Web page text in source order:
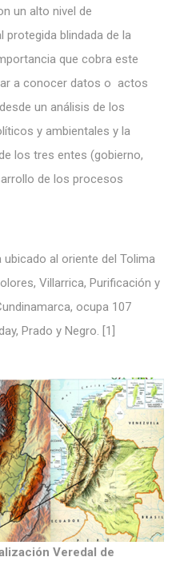
un alto nivel de
protegida blindada de la
que cobra este
a conocer datos o actos
un análisis de los
y ambientales y la
los tres entes (gobierno,
de los procesos
ubicado al oriente del Tolima
Villarrica, Purificación y
ocupa 107
Prado y Negro. [1]
Veredal de